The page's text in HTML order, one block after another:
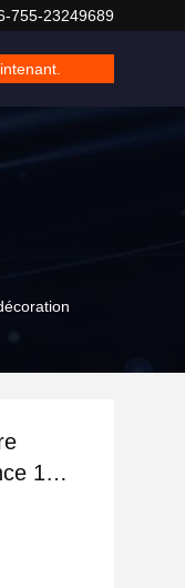
755-23249689
1W